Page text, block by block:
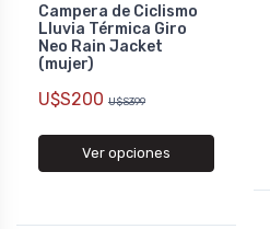
Campera de Ciclismo
Lluvia Térmica Giro
Neo Rain Jacket
(mujer)
U$S200 U$S399
Ver opciones